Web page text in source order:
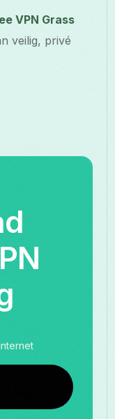
VPN Grass
veilig, privé